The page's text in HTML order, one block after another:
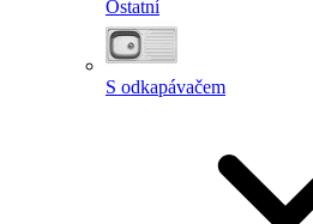
Ostatní
S odkapávačem